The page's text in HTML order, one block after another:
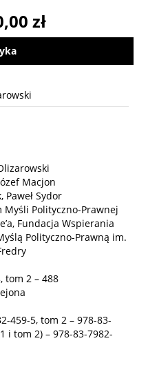
zł
Macjon
Sydor
Myśli Polityczno-Prawnej
Fundacja Wspierania
Polityczno-Prawną im.
tom 2 – 488
459-5, tom 2 – 978-83-
i tom 2) – 978-83-7982-